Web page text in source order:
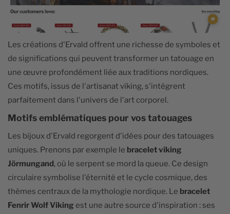
Les créations d'Ervald offrent une richesse de symboles et
de significations qui peuvent transformer un tatouage en
une œuvre profondément liée aux traditions nordiques.
Ces motifs, issus de l'artisanat viking, s'intègrent
parfaitement dans l'univers de l'art corporel.
Motifs emblématiques pour vos tatouages
Les bijoux d'Ervald regorgent d'idées pour des tatouages
uniques. Prenons par exemple le bracelet viking
Jörmungand , où le serpent se mord la queue. Ce design
circulaire symbolise l'éternité et le cycle cosmique, des
thèmes centraux de la mythologie nordique. Le bracelet
Fenrir Wolf Viking est une autre source d'inspiration : ses